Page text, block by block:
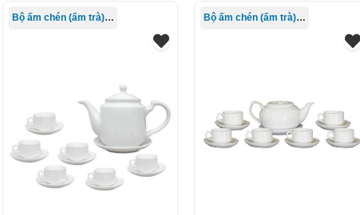
Bộ ấm chén (ấm trà) in logo Bộ ấm chén (ấm trà) in logo